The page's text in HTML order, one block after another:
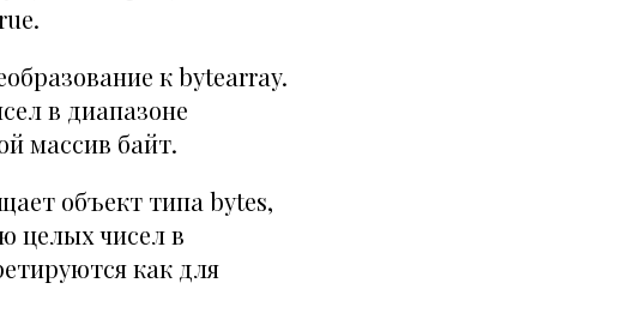
к bytearray.
в диапазоне
массив байт.
объект типа bytes,
целых чисел в
как для